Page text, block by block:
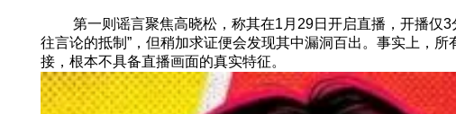
第一则谣言聚焦高晓松，称其在1月29日开启直播，开播仅3分
往言论的抵制”，但稍加求证便会发现其中漏洞百出。事实上，
接，根本不具备直播画面的真实特征。